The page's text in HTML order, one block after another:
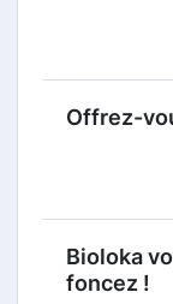
Offrez-
Bioloka
foncez !